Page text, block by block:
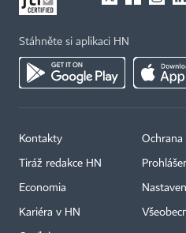
Stáhněte si aplikaci HN
Kontakty
Tiráž redakce HN
Economia
Kariéra v HN
Ochrana